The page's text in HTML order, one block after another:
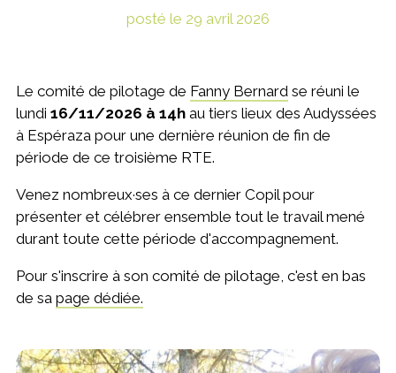
posté le 29 avril 2026
Le comité de pilotage de Fanny Bernardse réuni le
lundi 16/11/2026 à 14h au tiers lieux des Audyssées
à Espéraza pour une dernière réunion de fin de
période de ce troisième RTE.
Venez nombreux·ses à ce dernier Copil pour
présenter et célébrer ensemble tout le travail mené
durant toute cette période d'accompagnement.
Pour s'inscrire à son comité de pilotage, c'est en bas
de sa page dédiée.